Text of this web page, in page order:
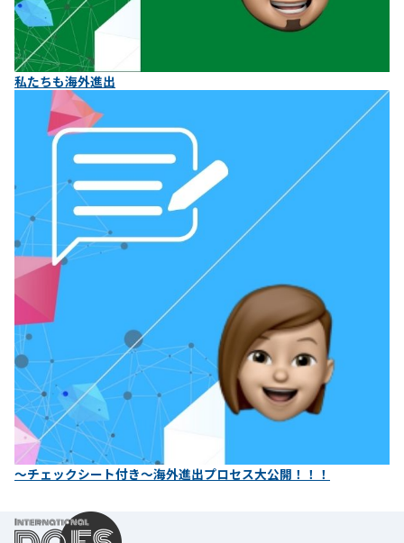
私たちも海外進出
〜チェックシート付き〜海外進出プロセス大公開！！！